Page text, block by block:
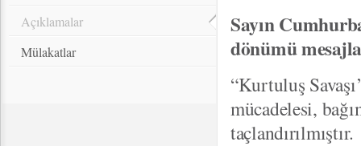
Açıklamalar
Mülakatlar
Sayın
dönümü
“Kurtuluş
mücadelesi,
taçlandırılmıştır.